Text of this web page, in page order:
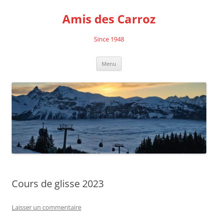
Amis des Carroz
Since 1948
Menu
Cours de glisse 2023
Laisser un commentaire